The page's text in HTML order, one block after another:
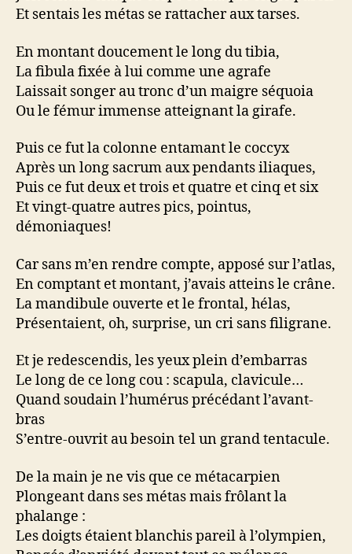
Et sentais les métas se rattacher aux tarses.
En montant doucement le long du tibia,
La fibula fixée à lui comme une agrafe
Laissait songer au tronc d’un maigre séquoia
Ou le fémur immense atteignant la girafe.
Puis ce fut la colonne entamant le coccyx
Après un long sacrum aux pendants iliaques,
Puis ce fut deux et trois et quatre et cinq et six
Et vingt-quatre autres pics, pointus,
démoniaques!
Car sans m’en rendre compte, apposé sur l’atlas,
En comptant et montant, j’avais atteins le crâne.
La mandibule ouverte et le frontal, hélas,
Présentaient, oh, surprise, un cri sans filigrane.
Et je redescendis, les yeux plein d’embarras
Le long de ce long cou : scapula, clavicule…
Quand soudain l’humérus précédant l’avant-
bras
S’entre-ouvrit au besoin tel un grand tentacule.
De la main je ne vis que ce métacarpien
Plongeant dans ses métas mais frôlant la
phalange :
Les doigts étaient blanchis pareil à l’olympien,